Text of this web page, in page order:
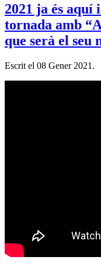
2021 ja és aquí
tornada amb
que serà el seu
Escrit el 08 Gener 2021 .